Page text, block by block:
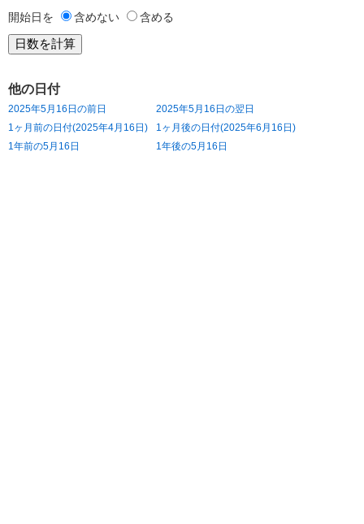
開始日を 含めない 含める
他の日付
2025年5月16日の前日
2025年5月16日の翌日
1ヶ月前の日付(2025年4月16日)
1ヶ月後の日付(2025年6月16日)
1年前の5月16日
1年後の5月16日